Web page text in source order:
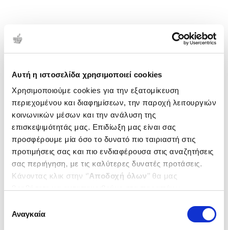
Αυτή η ιστοσελίδα χρησιμοποιεί cookies
Χρησιμοποιούμε cookies για την εξατομίκευση
περιεχομένου και διαφημίσεων, την παροχή λειτουργιών
κοινωνικών μέσων και την ανάλυση της
επισκεψιμότητάς μας. Επιδίωξη μας είναι σας
προσφέρουμε μία όσο το δυνατό πιο ταιριαστή στις
προτιμήσεις σας και πιο ενδιαφέρουσα στις αναζητήσεις
σας περιήγηση, με τις καλύτερες δυνατές προτάσεις.
Κάνοντας κλικ στην ‘’Αποδοχή όλων’’ θα μας
ενδιαφέρουν και να επιλέξετε από τα παρακάτω με την
΄΄και να ενημερωθείτε σχετικά με
συγκατάθεσης
Αναγκαία